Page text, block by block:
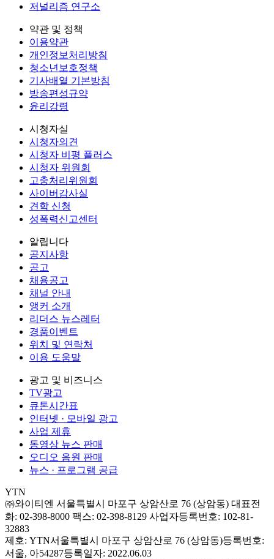
저널리즘 연구소
약관 및 정책
이용약관
개인정보처리방침
청소년보호정책
기사배열 기본방침
방송편성규약
윤리강령
시청자실
시청자의견
시청자 비평 플러스
시청자 위원회
고충처리위원회
사이버감사실
견학 신청
성폭력신고센터
알립니다
공지사항
공고
채용공고
채널 안내
앵커 소개
리더스 뉴스레터
경품이벤트
위치 및 연락처
이용 도움말
광고 및 비즈니스
TV광고
큐톤시간표
인터넷 · 모바일 광고
사업 제휴
동영상 뉴스 판매
오디오 음원 판매
뉴스 · 프로그램 공급
YTN
㈜와이티엔 서울특별시 마포구 상암산로 76 (상암동) 대표전
화: 02-398-8000 팩스: 02-398-8129 사업자등록번호: 102-81-
32883
제호: YTN서울특별시 마포구 상암산로 76 (상암동)등록번호:
서울, 아54287등록일자: 2022.06.03